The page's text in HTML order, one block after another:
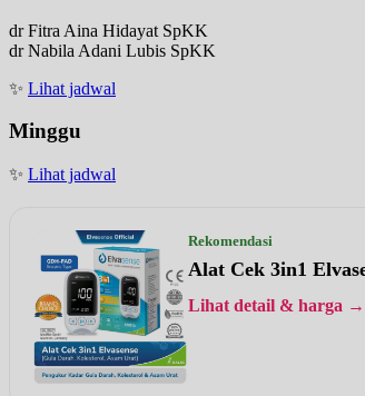
dr Fitra Aina Hidayat SpKK
dr Nabila Adani Lubis SpKK
✨ Lihat jadwal
Minggu
✨ Lihat jadwal
Rekomendasi
Alat Cek 3in1
Lihat detail & harga →